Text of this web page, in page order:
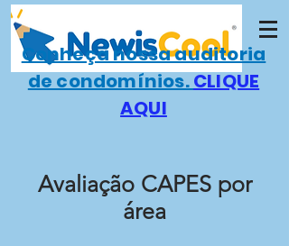
Conheça nossa auditoria
de condomínios.CLIQUE
AQUI
Avaliação CAPES por
área